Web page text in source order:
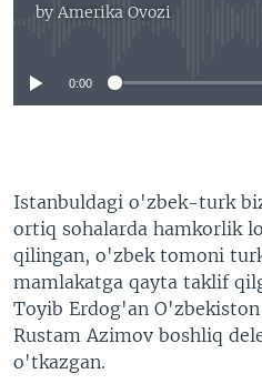
by Amerika Ovozi
No media source
0:00
Istanbuldagi o'zbek-turk
ortiq sohalarda hamkorlik
qilingan, o'zbek tomoni
mamlakatga qayta taklif
Toyib Erdog'an
Rustam Azimov boshliq
o'tkazgan.